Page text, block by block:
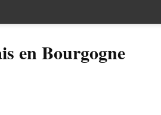
en Bourgogne